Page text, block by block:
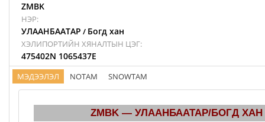
ZMBK
НЭР:
УЛААНБААТАР / Богд хан
ХЭЛИПОРТИЙН ХЯНАЛТЫН ЦЭГ:
475402N 1065437E
МЭДЭЭЛЭЛ NOTAM SNOWTAM